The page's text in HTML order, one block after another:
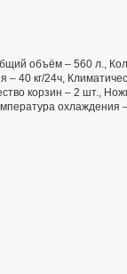
объём – 560 л.,
кг/24ч,
корзин – 2 шт.,
охлаждения